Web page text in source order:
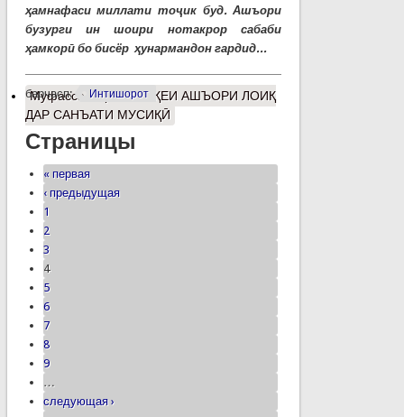
ҳамнафаси миллати тоҷик буд. Ашъори
бузурги ин шоири нотакрор сабаби
ҳамкорӣ бо бисёр ҳунармандон гардид...
барчасп: Интишорот
Муфассалтаро МАВҚЕИ АШЪОРИ ЛОИҚ
ДАР САНЪАТИ МУСИҚӢ
Страницы
« первая
‹ предыдущая
1
2
3
4
5
6
7
8
9
…
следующая ›